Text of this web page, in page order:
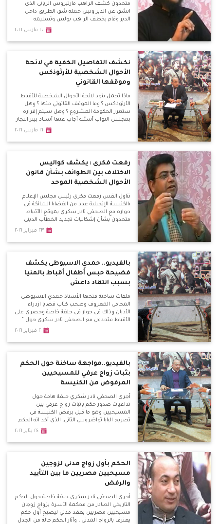
متحدون كشف الراهب مارتيروس الريانى الذى
انشق عن الدير وتبنى حملة شق الطريق داخل
الدير وقام بخطف الراهب بولس وتسليمه
للشرطة ، اسباب تغير موقفه بعد ان كان رافض
بولس امين الدير للشرطة وتحرير محاضر ضد
٢٠ مارس ٢٠١٦
نكشف التفاصيل الخفية في لائحة
الأحوال الشخصية للأرثوذكس
وموقفها القانوني
ماذا تحمل بنود لائحة الأحوال الشخصية للأقباط
الأرثوذكس ؟ وما الموقف القانوني منها ؟ وهل
ستمرر الحكومة المشروع ؟ وهل سيتم إقراره
بمجلس النواب أسئلة أجاب عنها أستاذ بيتر النجار
المحامى المتخصص في الأحوال الشخصية
الشخصية
١٦ مارس ٢٠١٦
رفعت فكرى : يكشف كواليس
الاختلاف بين الطوائف بشأن قانون
الأحوال الشخصية الموحد
تناول القس رفعت فكرى رئيس مجلس الإعلام
بالكنيسة الإنجيلية عدد من القضايا الشائكة فى
حواره مع الصحفي نادر شكري بموقع الأقباط
متحدون بشأن إشكاليات تجديد الخطاب الديني
والأزمة بين الطوائف المسيحية وحقيقة مجلس
٢٣ فبراير ٢٠١٦
بالفيديو.. حمدي الاسيوطى يكشف
فضيحة حبس أطفال أقباط بالمنيا
بسبب انتقاد داعش
ملفات ساخنة فتحها الأستاذ حمدي الاسيوطى
المحامى المعروف وصحب كتاب قضايا ازدراء
الأديان وذلك فى حوار فى حلقة خاصة وحصري على
الأقباط متحدون مع الصحفي نادر شكري حول "
ازدراء الأديان مقصلة الأبرياء " وكشف الاسيوطى
من المتشددين فى ظل غياب محاكمة عادلة وآمنة
٢ فبراير ٢٠١٦
بالفيديو..مواجهة ساخنة حول الحكم
بثبات زواج عرفي للمسيحيين
المرفوض من الكنيسة
أجرى الصحفي نادر شكري حلقة هامة حول
تداعيات صدور حكم بإثبات زواج عرفي بين
المسيحيين وهو ما قبل برفض الكنيسة فى
تصريح البابا تواضروس الثاني، الذي أكد انه الحكم
مخالف للقانون وتوجه مجموعه من المحامين
لأنه خالف المادة الثالثة التي تعطى للمسيحيين
٢٤ يناير ٢٠١٦
الحكم بأول زواج مدنى لزوجين
مسيحيين مصريين ما بين التأييد
والرفض
أجرى الصحفي نادر شكري حلقة خاصة حول الحكم
التاريخي الصادر من محكمة الأسرة بزواج زوجان
مسيحيين مصريين بعقد مدني ليصبح أول حكم
يعترف بالزواج المدني ، وأثار الحكم حالة من الجدل